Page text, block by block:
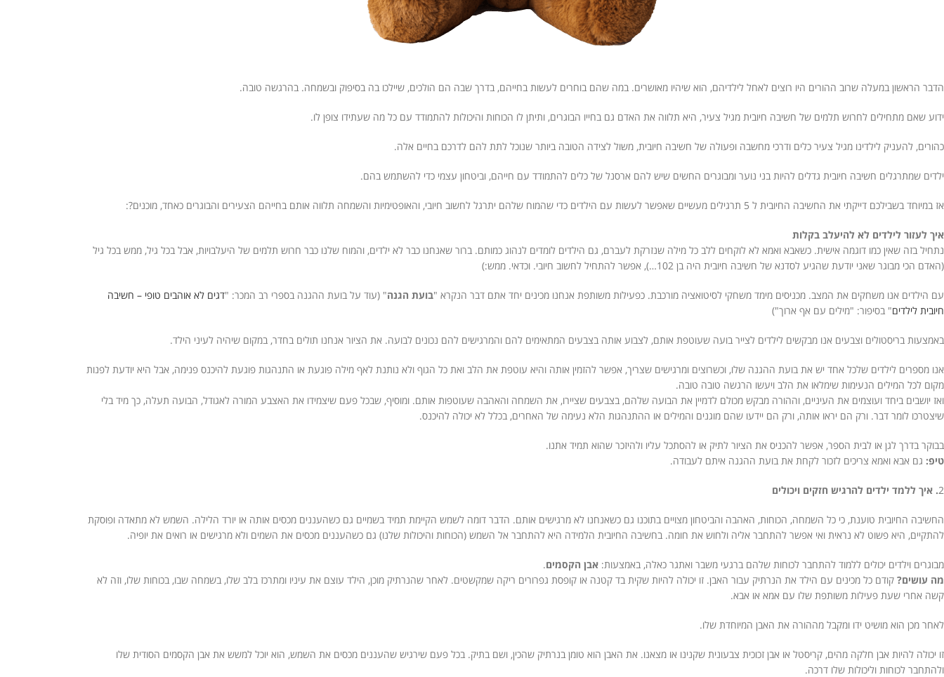
הדבר הראשון במעלה שרוב ההורים היו רוצים לאחל לילדיהם, הוא שיהיו מאושרים. במה שהם בוחרים לעשות בחייהם, בדרך שבה הם הולכים, שיילכו בה בסיפוק ובשמחה. בהרגשה טובה.
ידוע שאם מתחילים לחרוש תלמים של חשיבה חיובית מגיל צעיר, היא תלווה את האדם גם בחייו הבוגרים, ותיתן לו הכוחות והיכולות להתמודד עם כל מה שעתידו צופן לו.
כהורים, להעניק לילדינו מגיל צעיר כלים ודרכי מחשבה ופעולה של חשיבה חיובית, משול לצידה הטובה ביותר שנוכל לתת להם לדרכם בחיים אלה.
ילדים שמתרגלים חשיבה חיובית גדלים להיות בני נוער ומבוגרים החשים שיש להם ארסנל של כלים להתמודד עם חייהם, וביטחון עצמי כדי להשתמש בהם.
אז במיוחד בשבילכם דייקתי את החשיבה החיובית ל 5 תרגילים מעשיים שאפשר לעשות עם הילדים כדי שהמוח שלהם יתרגל לחשוב חיובי, והאופטימיות והשמחה תלווה אותם בחייהם הצעירים והבוגרים כאחד, מוכנים?:
איך לעזור לילדים לא להיעלב בקלות
נתחיל בזה שאין כמו דוגמה אישית. כשאבא ואמא לא לוקחים ללב כל מילה שנזרקת לעברם, גם הילדים לומדים לנהוג כמותם. ברור שאנחנו כבר לא ילדים, והמוח שלנו כבר חרוש תלמים של היעלבויות, אבל בכל גיל, ממש בכל גיל
(האדם הכי מבוגר שאני יודעת שהגיע לסדנא של חשיבה חיובית היה בן 102…), אפשר להתחיל לחשוב חיובי. וכדאי. ממש:)
עם הילדים אנו משחקים את המצב. מכניסים מימד משחקי לסיטואציה מורכבת. כפעילות משותפת אנחנו מכינים יחד אתם דבר הנקרא "בועת הגנה" (עוד על בועת ההגנה בספרי רב המכר: "דגים לא אוהבים טופי – חשיבה
חיובית לילדים" בסיפור: "מילים עם אף ארוך")
באמצעות בריסטולים וצבעים אנו מבקשים לילדים לצייר בועה שעוטפת אותם, לצבוע אותה בצבעים המתאימים להם והמרגישים להם נכונים לבועה. את הציור אנחנו תולים בחדר, במקום שיהיה לעיני הילד.
אנו מספרים לילדים שלכל אחד יש את בועת ההגנה שלו, וכשרוצים ומרגישים שצריך, אפשר להזמין אותה והיא עוטפת את הלב ואת כל הגוף ולא נותנת לאף מילה פוגעת או התנהגות פוגעת להיכנס פנימה, אבל היא יודעת לפנות
מקום לכל המילים הנעימות שימלאו את הלב ויעשו הרגשה טובה טובה.
ואז יושבים ביחד ועוצמים את העיניים, וההורה מבקש מכולם לדמיין את הבועה שלהם, בצבעים שציירו, את השמחה והאהבה שעוטפות אותם. ומוסיף, שבכל פעם שיצמידו את האצבע המורה לאגודל, הבועה תעלה, כך מיד בלי
שיצטרכו לומר דבר. ורק הם יראו אותה, ורק הם יידעו שהם מוגנים והמילים או ההתנהגות הלא נעימה של האחרים, בכלל לא יכולה להיכנס.
בבוקר בדרך לגן או לבית הספר, אפשר להכניס את הציור לתיק או להסתכל עליו ולהיזכר שהוא תמיד אתנו.
טיפ: גם אבא ואמא צריכים לזכור לקחת את בועת ההגנה איתם לעבודה.
2. איך ללמד ילדים להרגיש חזקים ויכולים
החשיבה החיובית טוענת, כי כל השמחה, הכוחות, האהבה והביטחון מצויים בתוכנו גם כשאנחנו לא מרגישים אותם. הדבר דומה לשמש הקיימת תמיד בשמיים גם כשהעננים מכסים אותה או יורד הלילה. השמש לא מתאדה ופוסקת
להתקיים, היא פשוט לא נראית ואי אפשר להתחבר אליה ולחוש את חומה. בחשיבה החיובית הלמידה היא להתחבר אל השמש (הכוחות והיכולות שלנו) גם כשהעננים מכסים את השמים ולא מרגישים או רואים את יופיה.
מבוגרים וילדים יכולים ללמוד להתחבר לכוחות שלהם ברגעי משבר ואתגר כאלה, באמצעות: אבן הקסמים.
מה עושים? קודם כל מכינים עם הילד את הנרתיק עבור האבן. זו יכולה להיות שקית בד קטנה או קופסת גפרורים ריקה שמקשטים. לאחר שהנרתיק מוכן, הילד עוצם את עיניו ומתרכז בלב שלו, בשמחה שבו, בכוחות שלו, וזה לא
קשה אחרי שעת פעילות משותפת שלו עם אמא או אבא.
לאחר מכן הוא מושיט ידו ומקבל מההורה את האבן המיוחדת שלו.
זו יכולה להיות אבן חלקה מהים, קריסטל או אבן זכוכית צבעונית שקנינו או מצאנו. את האבן הוא טומן בנרתיק שהכין, ושם בתיק. בכל פעם שירגיש שהעננים מכסים את השמש, הוא יוכל למשש את אבן הקסמים הסודית שלו
ולהתחבר לכוחות וליכולות שלו דרכה.